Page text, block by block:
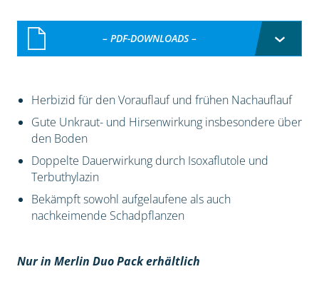
– PDF-DOWNLOADS –
Herbizid für den Vorauflauf und frühen Nachauflauf
Gute Unkraut- und Hirsenwirkung insbesondere über
den Boden
Doppelte Dauerwirkung durch Isoxaflutole und
Terbuthylazin
Bekämpft sowohl aufgelaufene als auch
nachkeimende Schadpflanzen
Nur in Merlin Duo Pack erhältlich